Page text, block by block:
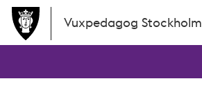
Hoppa till huvudinnehållet
Vuxpedagog Stockholm